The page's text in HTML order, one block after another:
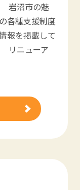
岩沼市の魅
各種支援制度
報を掲載して
リニューア